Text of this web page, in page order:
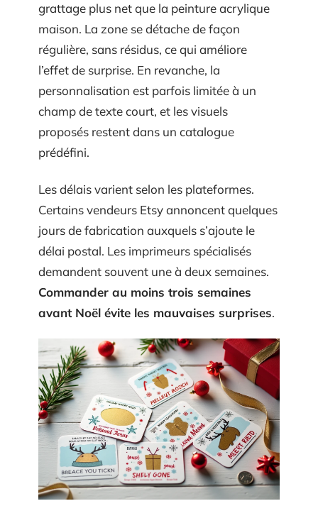
grattage plus net que la peinture acrylique
maison. La zone se détache de façon
régulière, sans résidus, ce qui améliore
l’effet de surprise. En revanche, la
personnalisation est parfois limitée à un
champ de texte court, et les visuels
proposés restent dans un catalogue
prédéfini.
Les délais varient selon les plateformes.
Certains vendeurs Etsy annoncent quelques
jours de fabrication auxquels s’ajoute le
délai postal. Les imprimeurs spécialisés
demandent souvent une à deux semaines.
Commander au moins trois semaines
avant Noël évite les mauvaises surprises.